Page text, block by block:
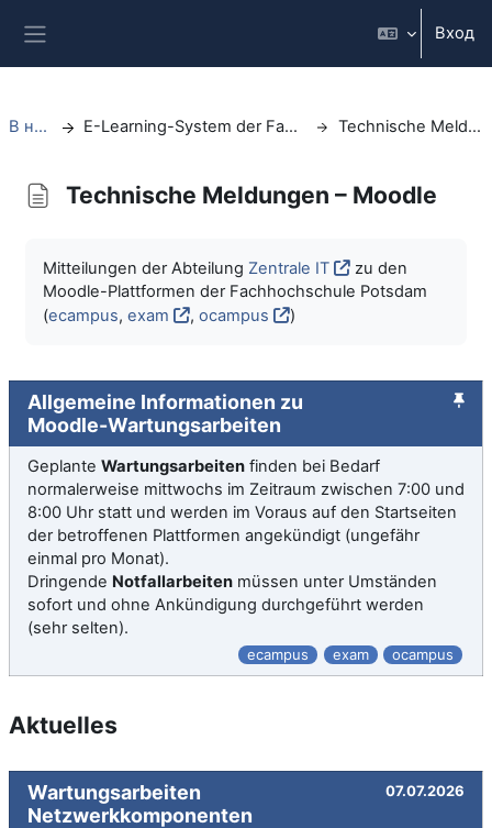
Вход
В начало E-Learning-System der Fachhochschule Potsdam Technische Meldungen – Moodle
Technische Meldungen – Moodle
Mitteilungen der Abteilung Zentrale IT
zu den
Moodle-Plattformen der Fachhochschule Potsdam
(ecampus, exam , ocampus )
Allgemeine Informationen zu
Moodle-Wartungsarbeiten
Geplante Wartungsarbeiten finden bei Bedarf
normalerweise mittwochs im Zeitraum zwischen 7:00 und
8:00 Uhr statt und werden im Voraus auf den Startseiten
der betroffenen Plattformen angekündigt (ungefähr
einmal pro Monat).
Dringende Notfallarbeiten müssen unter Umständen
sofort und ohne Ankündigung durchgeführt werden
(sehr selten).
ecampus exam ocampus
Aktuelles
Wartungsarbeiten
Netzwerkkomponenten
07.07.2026